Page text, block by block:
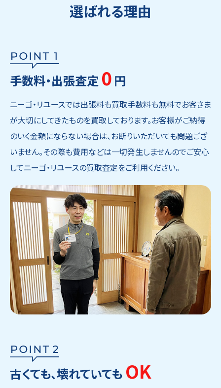
選ばれる理由
手数料・出張査定 0 円
ニーゴ・リユースでは出張料も買取手数料も無料でお客さま
が大切にしてきたものを買取しております。お客様がご納得
のいく金額にならない場合は、お断りいただいても問題ござ
いません。その際も費用などは一切発生しませんのでご安心
してニーゴ・リユースの買取査定をご利用ください。
古くても、壊れていても OK